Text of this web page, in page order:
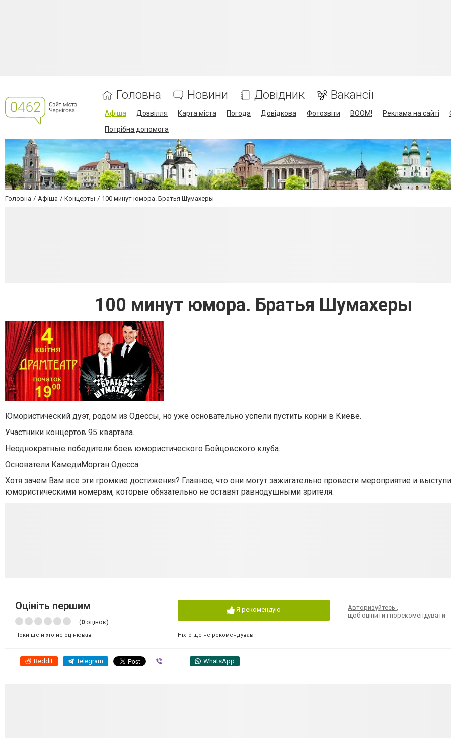
Головна Новини Довідник Вакансії
Афіша Дозвілля Карта міста Погода Довідкова Фотозвіти BOOM! Реклама на сайті
Потрібна допомога
Головна Афіша Концерты 100 минут юмора. Братья Шумахеры
100 минут юмора. Братья Шумахеры
Юмористический дуэт, родом из Одессы, но уже основательно успели пустить корни в Киеве.
Участники концертов 95 квартала.
Неоднократные победители боев юмористического Бойцовского клуба.
Основатели КамедиМорган Одесса.
Хотя зачем Вам все эти громкие достижения? Главное, что они могут зажигательно провести мероприятие и
юмористическими номерам, которые обязательно не оставят равнодушными зрителя.
Оцініть першим
(0 оцінок)
Поки ще ніхто не оцінював
Я рекомендую
Ніхто ще не рекомендував
Авторизуйтесь
щоб оцінити і порекомендувати
Reddit Telegram WhatsApp